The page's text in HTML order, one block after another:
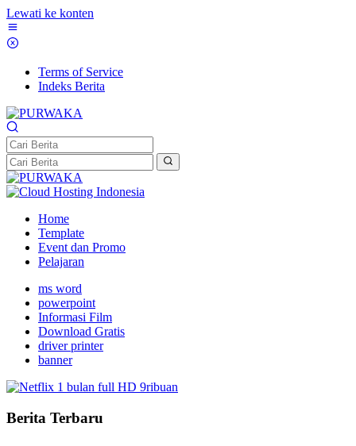
Lewati ke konten
Terms of Service
Indeks Berita
Home
Template
Event dan Promo
Pelajaran
ms word
powerpoint
Informasi Film
Download Gratis
driver printer
banner
Berita Terbaru